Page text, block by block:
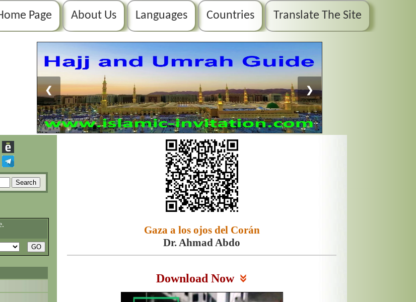
Page About Us Languages Countries Translate The Site
❮ ❯
Gaza a los ojos del Corán
Dr. Ahmad Abdo
Download Now